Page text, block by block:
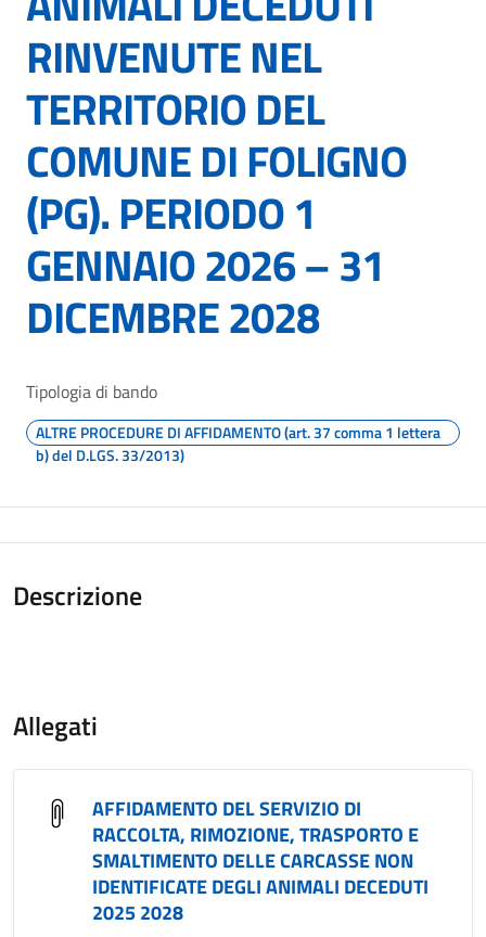
RINVENUTE NEL
TERRITORIO DEL
COMUNE DI FOLIGNO
(PG). PERIODO 1
GENNAIO 2026 – 31
DICEMBRE 2028
Tipologia di bando
ALTRE PROCEDURE DI AFFIDAMENTO (art. 37 comma 1 lettera
b) del D.LGS. 33/2013)
Descrizione
Allegati
AFFIDAMENTO DEL SERVIZIO DI
RACCOLTA, RIMOZIONE, TRASPORTO E
SMALTIMENTO DELLE CARCASSE NON
IDENTIFICATE DEGLI ANIMALI DECEDUTI
2025 2028